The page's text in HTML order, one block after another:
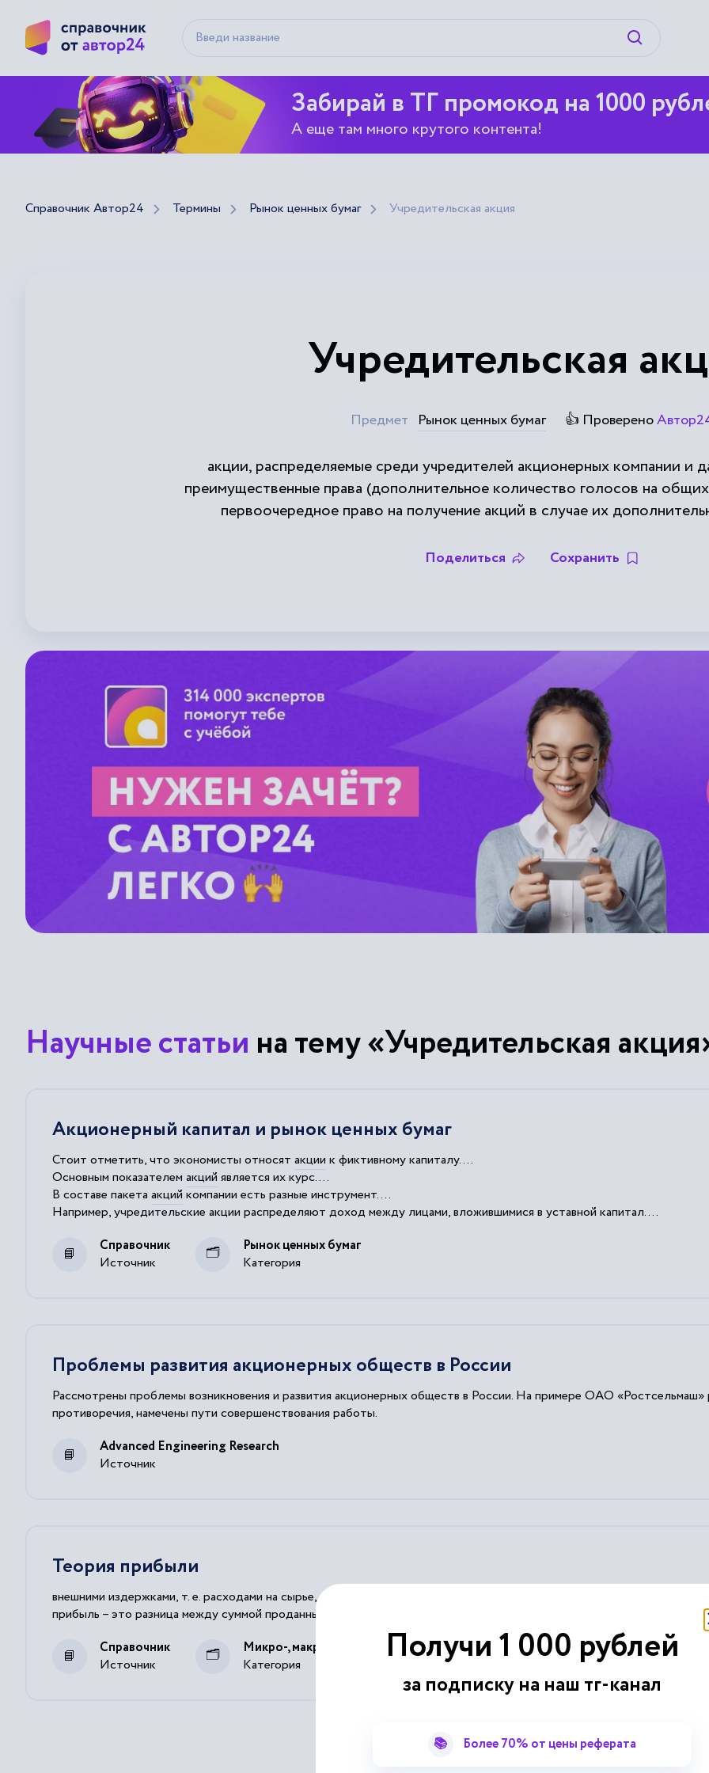
Искать
Забирай в ТГ промокод на 1000
А еще там много крутого контента!
Справочник Автор24 Термины Рынок ценных бумаг Учредительская акция
Учредительская
Предмет Рынок ценных бумаг 👍 Проверено
акции, распределяемые среди учредителей акционерных компании и
преимущественные права (дополнительное количество голосов на
первоочередное право на получение акций в случае их
Поделиться Сохранить
Научные статьи на тему «Учредительская
Акционерный капитал и рынок ценных бумаг
Стоит отметить, что экономисты относят акции к фиктивному капиталу....
Основным показателем акций является их курс....
В составе пакета акций компании есть разные инструмент....
Например,учредительские акции распределяют доход между лицами, вложившимися в уставной капитал....
Источник
Справочник
Категория
Рынок ценных бумаг
Проблемы развития акционерных обществ в России
Рассмотрены проблемы возникновения и развития акционерных обществ в России. На примере ОАО
противоречия, намечены пути совершенствования работы.
Источник
Advanced Engineering Research
Теория прибыли
внешними издержками, т. е. расходами на сырье, материалы, инструменты, которыми не владела организации;
прибыль – это разница между суммой проданных
Источник
Справочник
Категория
Микро-, макроэкономика Получи 1 000 рублей
за подписку на наш тг-канал
📚 Более 70% от цены реферата